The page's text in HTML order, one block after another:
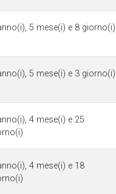
5 mese(i) e 8 giorno(i)
5 mese(i) e 3 giorno(i)
4 mese(i) e 25
4 mese(i) e 18